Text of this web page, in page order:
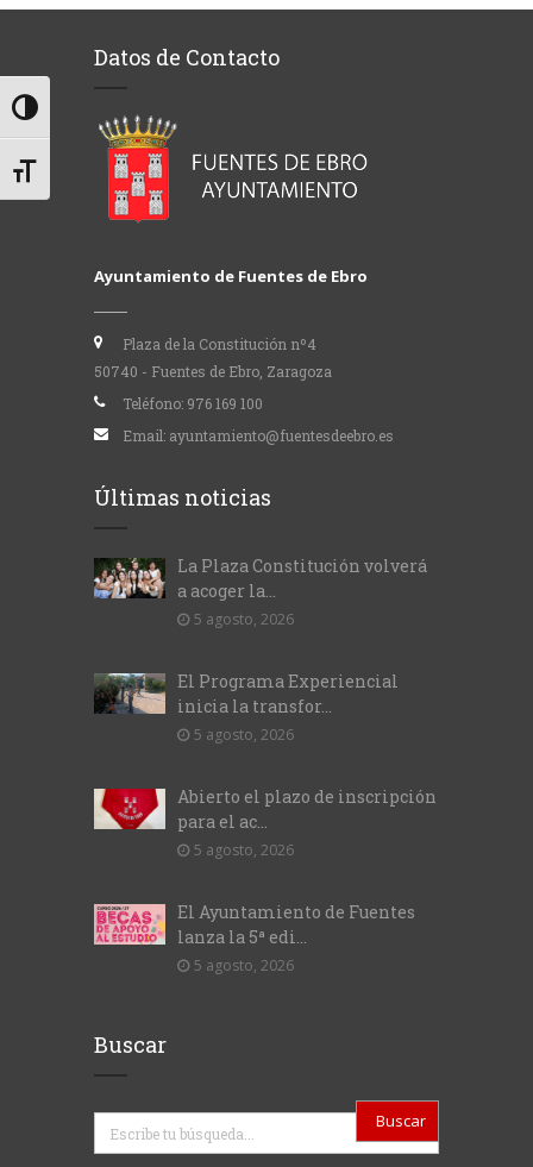
Alternar alto contraste
Alternar tamaño de letra
Datos de Contacto
Ayuntamiento de Fuentes de Ebro
Plaza de la Constitución nº4
50740 - Fuentes de Ebro, Zaragoza
Teléfono: 976 169 100
Email: ayuntamiento@fuentesdeebro.es
Últimas noticias
La Plaza Constitución volverá
a acoger la...
5 agosto, 2026
El Programa Experiencial
inicia la transfor...
5 agosto, 2026
Abierto el plazo de inscripción
para el ac...
5 agosto, 2026
El Ayuntamiento de Fuentes
lanza la 5ª edi...
5 agosto, 2026
Buscar
Buscar